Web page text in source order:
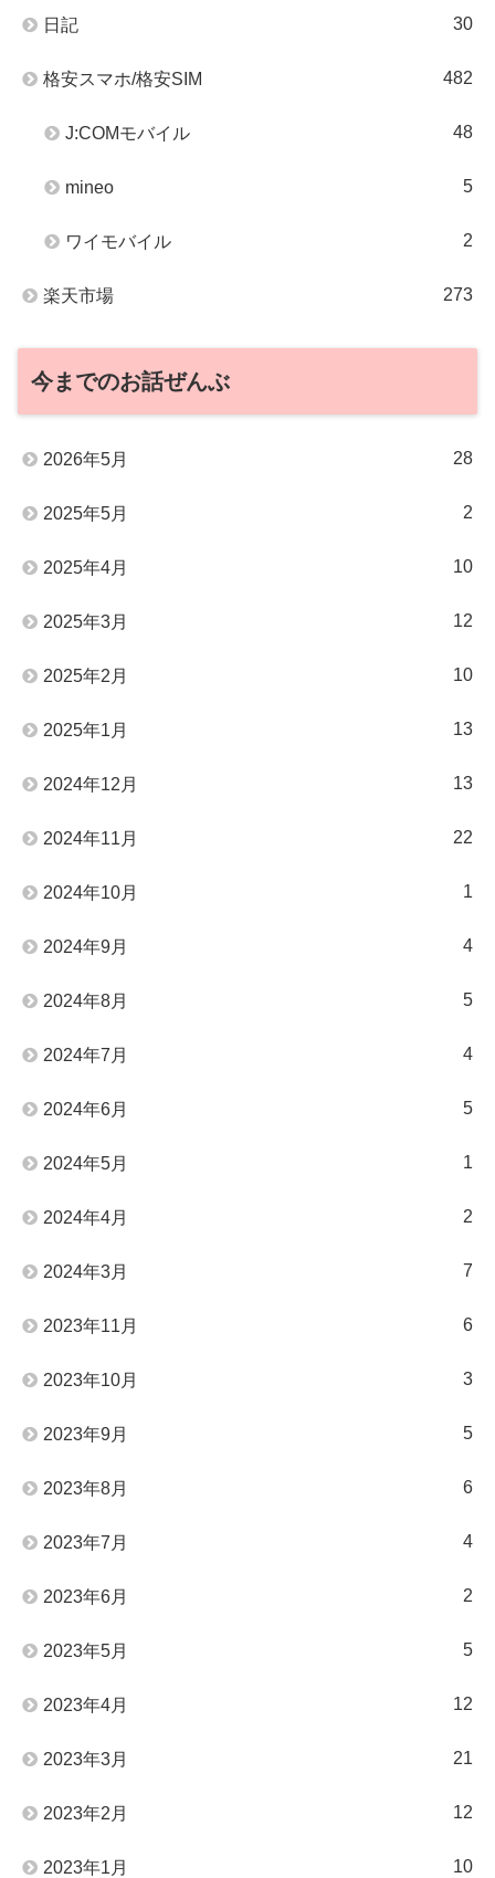
日記 30
格安スマホ/格安SIM 482
J:COMモバイル 48
mineo 5
ワイモバイル 2
楽天市場 273
今までのお話ぜんぶ
2026年5月 28
2025年5月 2
2025年4月 10
2025年3月 12
2025年2月 10
2025年1月 13
2024年12月 13
2024年11月 22
2024年10月 1
2024年9月 4
2024年8月 5
2024年7月 4
2024年6月 5
2024年5月 1
2024年4月 2
2024年3月 7
2023年11月 6
2023年10月 3
2023年9月 5
2023年8月 6
2023年7月 4
2023年6月 2
2023年5月 5
2023年4月 12
2023年3月 21
2023年2月 12
2023年1月 10